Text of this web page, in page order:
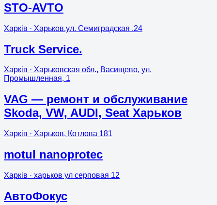
STO-AVTO
Харків · Харьков.ул. Семиградская .24
Truck Service.
Харків · Харьковская обл., Васищево, ул.
Промышленная, 1
VAG — ремонт и обслуживание
Skoda, VW, AUDI, Seat Харьков
Харків · Харьков, Котлова 181
motul nanoprotec
Харків · харьков ул серповая 12
АвтоФокус